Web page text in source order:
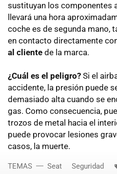
sustituyan los componentes
llevará una hora
coche es de segunda mano,
en contacto directamente
al cliente de la marca.
¿Cuál es el peligro? Si el
accidente, la presión puede
demasiado alta cuando se
gas. Como consecuencia,
trozos de metal hacia el
puede provocar lesiones
casos, la muerte.
TEMAS Seat Seguridad